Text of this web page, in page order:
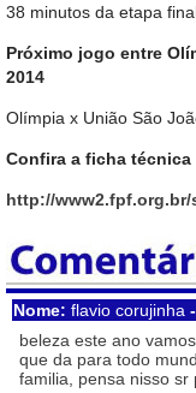
38 minutos da etapa
Próximo jogo entre
2014
Olímpia x União São
Confira a ficha técnica
http://www2.fpf.org.br/
Nome: flavio corujinha
beleza este ano
que da para todo
familia, pensa nisso